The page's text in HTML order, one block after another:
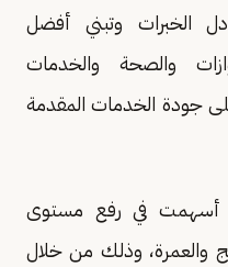
الخبرات وتبني أفضل
والصحة والخدمات
جودة الخدمات المقدمة
أسهمت في رفع مستوى
والعمرة، وذلك من خلال